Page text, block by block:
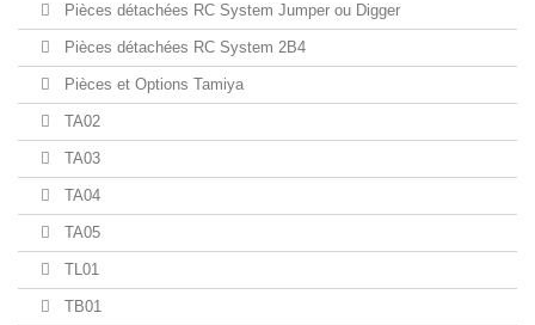
Pièces détachées RC System Jumper ou Digger
Pièces détachées RC System 2B4
Pièces et Options Tamiya
TA02
TA03
TA04
TA05
TL01
TB01